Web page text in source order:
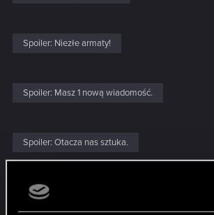
Spoiler: Niezłe armaty!
Spoiler: Masz 1 nową wiadomość.
Spoiler: Otacza nas sztuka.
Spoiler: